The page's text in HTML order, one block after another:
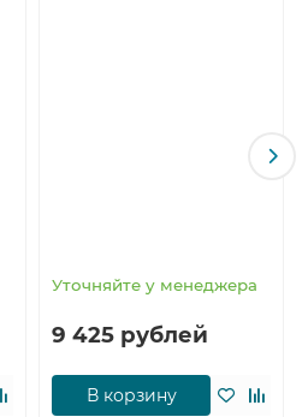
Уточняйте у менеджера
9 425 рублей
В корзину